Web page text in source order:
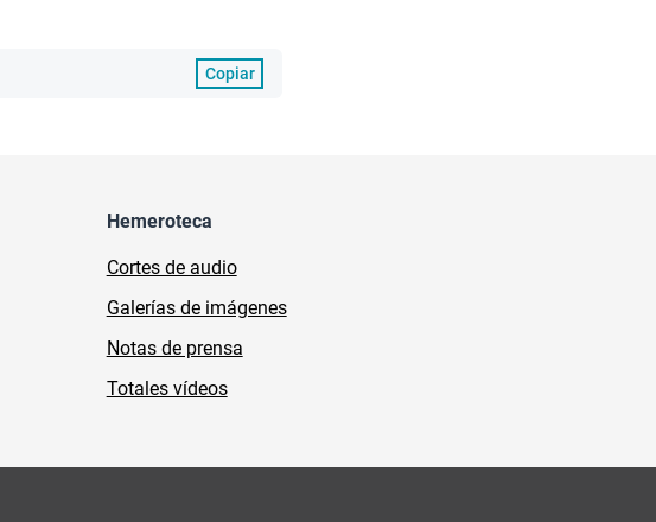
Copiar
Hemeroteca
Cortes de audio
Galerías de imágenes
Notas de prensa
Totales vídeos